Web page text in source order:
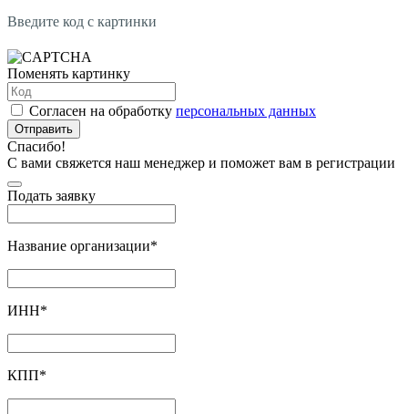
Введите код с картинки
Поменять картинку
Согласен на обработку персональных данных
Отправить
Спасибо!
С вами свяжется наш менеджер и поможет вам в регистрации
Подать заявку
Название организации*
ИНН*
КПП*